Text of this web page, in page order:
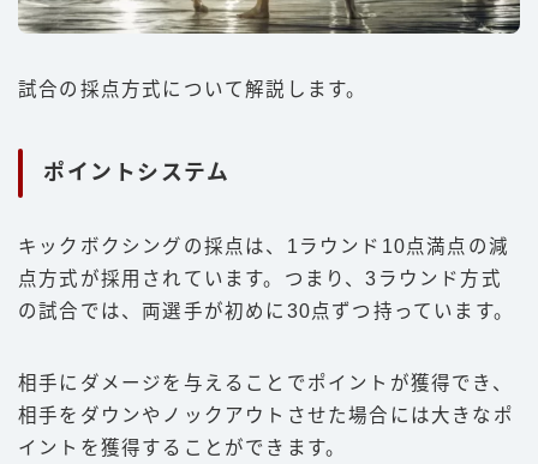
試合の採点方式について解説します。
ポイントシステム
キックボクシングの採点は、1ラウンド10点満点の減
点方式が採用されています。つまり、3ラウンド方式
の試合では、両選手が初めに30点ずつ持っています。
相手にダメージを与えることでポイントが獲得でき、
相手をダウンやノックアウトさせた場合には大きなポ
イントを獲得することができます。